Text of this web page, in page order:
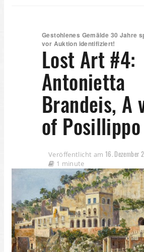
Gestohlenes Gemälde 30 Jahre
vor Auktion identifiziert!
Lost Art #4:
Antonietta
Brandeis, A
of Posillippo
Veröffentlicht am 16. Dezember
1 minute